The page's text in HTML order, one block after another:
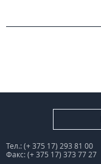
Тел.: (+ 375 17) 293 81 00
Факс: (+ 375 17) 373 77 27